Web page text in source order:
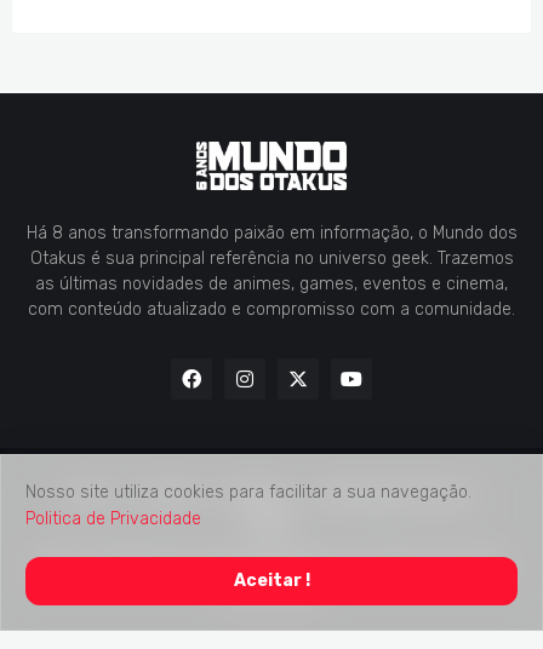
Há 8 anos transformando paixão em informação, o Mundo dos
Otakus é sua principal referência no universo geek. Trazemos
as últimas novidades de animes, games, eventos e cinema,
com conteúdo atualizado e compromisso com a comunidade.
Reservados
Home Contato Midia Kit
Verificação de Fatos
Nosso site utiliza cookies para facilitar a sua navegação.
Politica de Privacidade
Aceitar !